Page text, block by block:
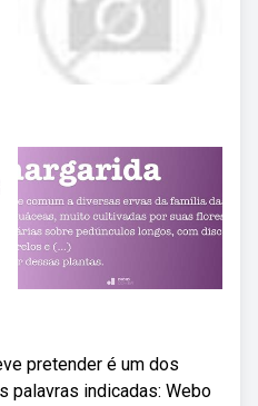
pretender é um dos
palavras indicadas: Webo